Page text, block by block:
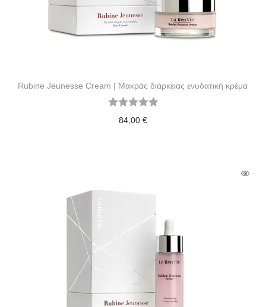
Rubine Jeunesse Cream | Μακράς διάρκειας ενυδατική κρέμα
84,00 €